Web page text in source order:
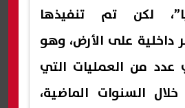
لكن تم تنفيذها
داخلية على الأرض، وهو
من العمليات التي
السنوات الماضية،